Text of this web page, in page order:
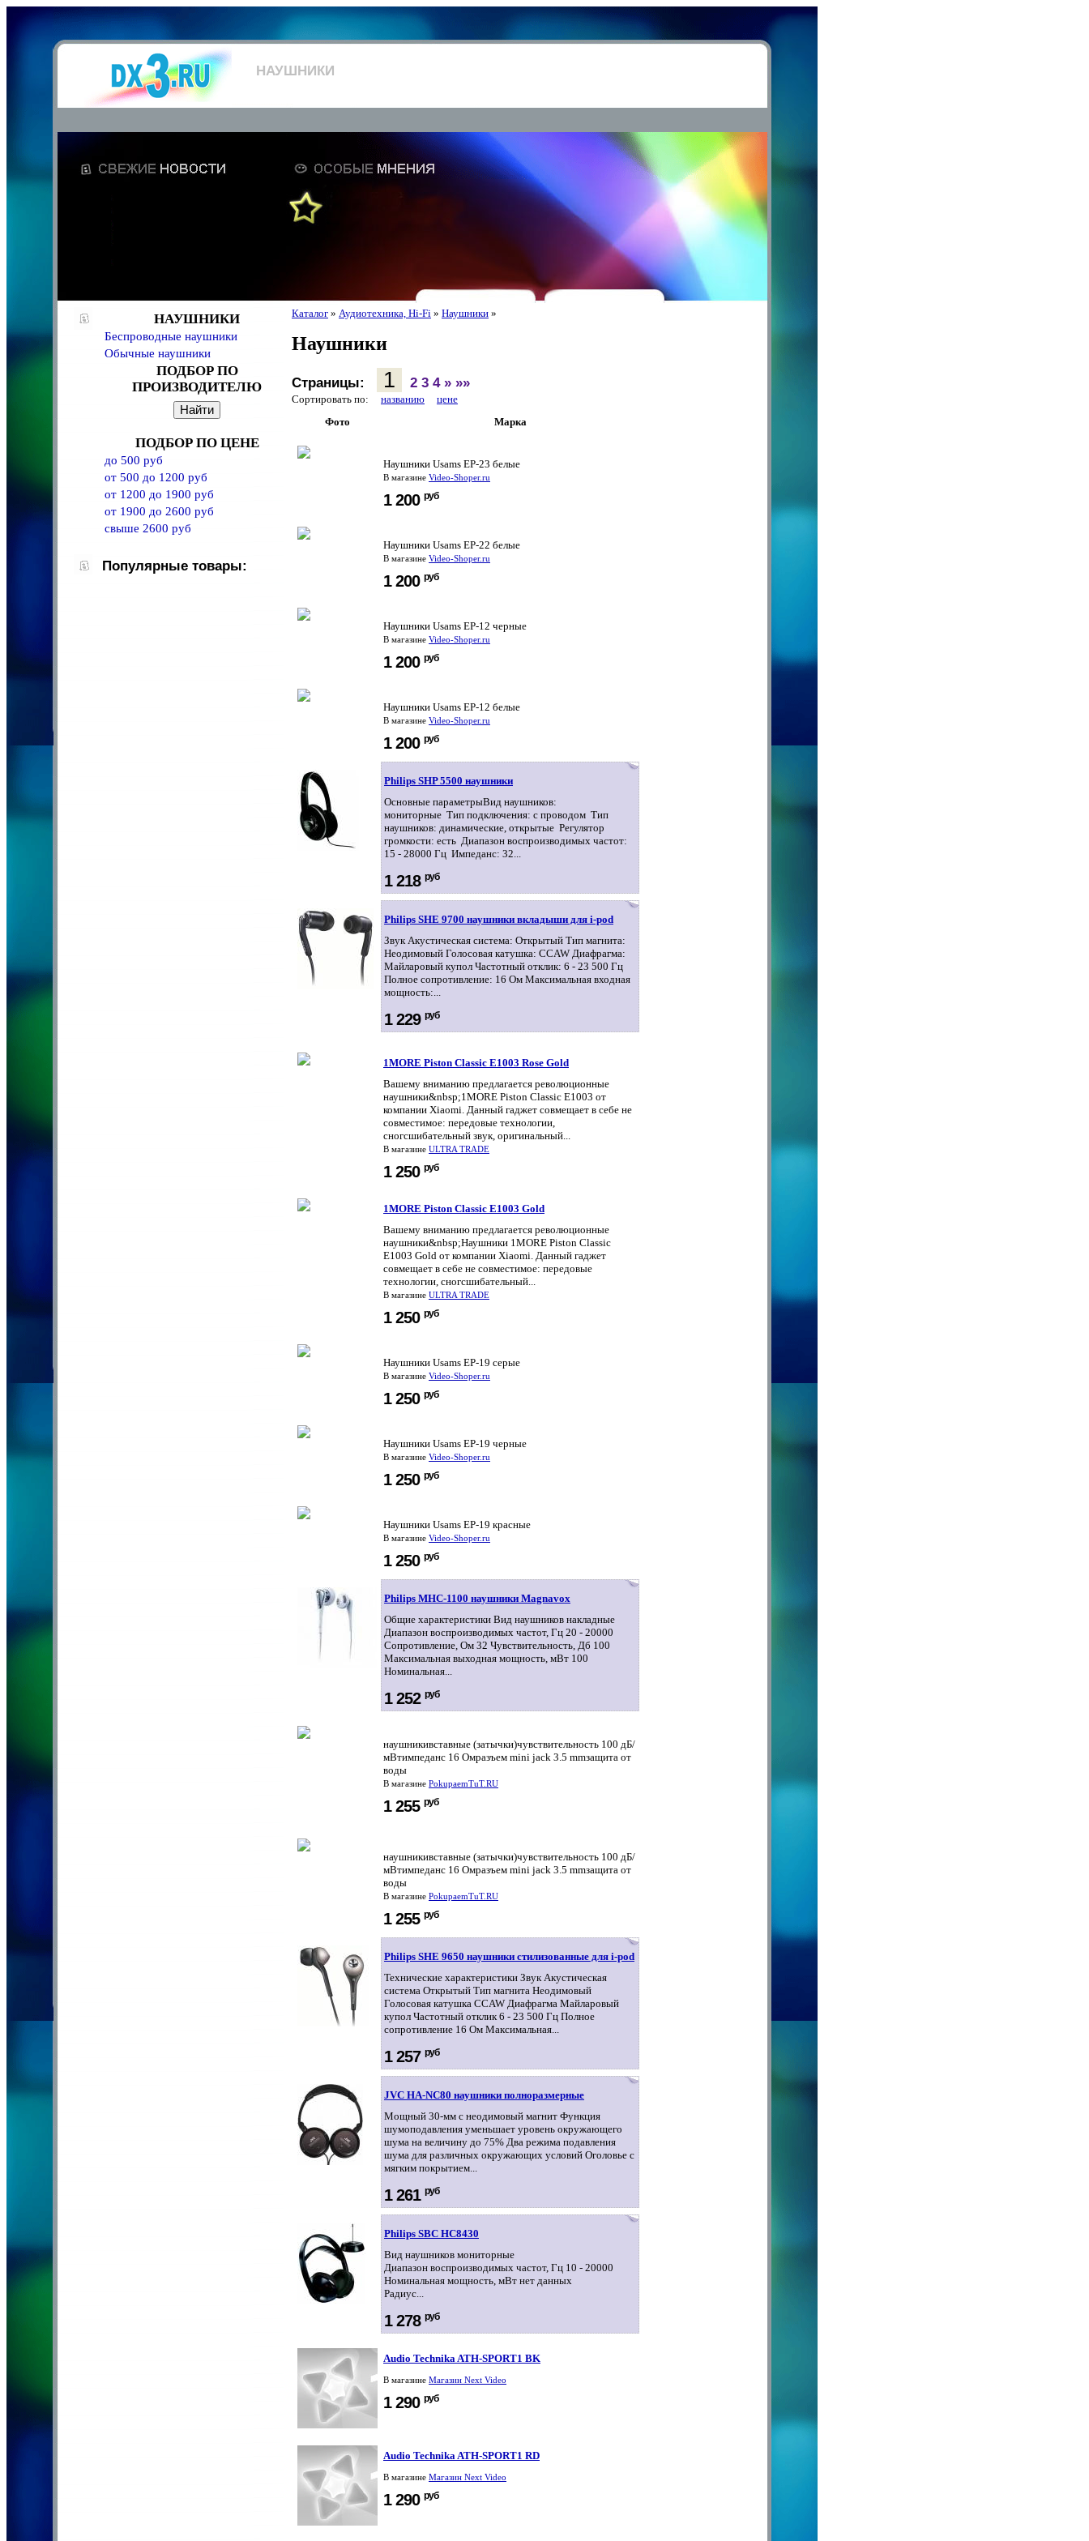
НАУШНИКИ
НАУШНИКИ
Беспроводные наушники
Обычные наушники
ПОДБОР ПО
ПРОИЗВОДИТЕЛЮ
ПОДБОР ПО ЦЕНЕ
до 500 руб
от 500 до 1200 руб
от 1200 до 1900 руб
от 1900 до 2600 руб
свыше 2600 руб
Популярные товары:
Каталог » Аудиотехника, Hi-Fi » Наушники »
Наушники
Страницы: 1 2 3 4 » »»
Сортировать по: названию
цене
Фото
Марка
Наушники Usams EP-23 белые
В магазине Video-Shoper.ru
1 200 руб
Наушники Usams EP-22 белые
В магазине Video-Shoper.ru
1 200 руб
Наушники Usams EP-12 черные
В магазине Video-Shoper.ru
1 200 руб
Наушники Usams EP-12 белые
В магазине Video-Shoper.ru
1 200 руб
Philips SHP 5500 наушники
Основные параметрыВид наушников:
мониторные Тип подключения: с проводом Тип
наушников: динамические, открытые Регулятор
громкости: есть Диапазон воспроизводимых частот:
15 - 28000 Гц Импеданс: 32...
1 218 руб
Philips SHE 9700 наушники вкладыши для i-pod
Звук Акустическая система: Открытый Тип магнита:
Неодимовый Голосовая катушка: CCAW Диафрагма:
Майларовый купол Частотный отклик: 6 - 23 500 Гц
Полное сопротивление: 16 Ом Максимальная входная
мощность:...
1 229 руб
1MORE Piston Classic E1003 Rose Gold
Вашему вниманию предлагается революционные
наушники&nbsp;1MORE Piston Classic E1003 от
компании Xiaomi. Данный гаджет совмещает в себе не
совместимое: передовые технологии,
сногсшибательный звук, оригинальный...
В магазине ULTRA TRADE
1 250 руб
1MORE Piston Classic E1003 Gold
Вашему вниманию предлагается революционные
наушники&nbsp;Наушники 1MORE Piston Classic
E1003 Gold от компании Xiaomi. Данный гаджет
совмещает в себе не совместимое: передовые
технологии, сногсшибательный...
В магазине ULTRA TRADE
1 250 руб
Наушники Usams EP-19 серые
В магазине Video-Shoper.ru
1 250 руб
Наушники Usams EP-19 черные
В магазине Video-Shoper.ru
1 250 руб
Наушники Usams EP-19 красные
В магазине Video-Shoper.ru
1 250 руб
Philips MHC-1100 наушники Magnavox
Общие характеристики Вид наушников накладные
Диапазон воспроизводимых частот, Гц 20 - 20000
Сопротивление, Ом 32 Чувствительность, Дб 100
Максимальная выходная мощность, мВт 100
Номинальная...
1 252 руб
наушникивставные (затычки)чувствительность 100 дБ/
мВтимпеданс 16 Омразъем mini jack 3.5 mmзащита от
воды
В магазине PokupaemTuT.RU
1 255 руб
наушникивставные (затычки)чувствительность 100 дБ/
мВтимпеданс 16 Омразъем mini jack 3.5 mmзащита от
воды
В магазине PokupaemTuT.RU
1 255 руб
Philips SHE 9650 наушники стилизованные для i-pod
Технические характеристики Звук Акустическая
система Открытый Тип магнита Неодимовый
Голосовая катушка CCAW Диафрагма Майларовый
купол Частотный отклик 6 - 23 500 Гц Полное
сопротивление 16 Ом Максимальная...
1 257 руб
JVC HA-NC80 наушники полноразмерные
Мощный 30-мм с неодимовый магнит Функция
шумоподавления уменьшает уровень окружающего
шума на величину до 75% Два режима подавления
шума для различных окружающих условий Оголовье с
мягким покрытием...
1 261 руб
Philips SBC HC8430
Вид наушников мониторные
Диапазон воспроизводимых частот, Гц 10 - 20000
Номинальная мощность, мВт нет данных
Радиус...
1 278 руб
Audio Technika ATH-SPORT1 BK
В магазине Магазин Next Video
1 290 руб
Audio Technika ATH-SPORT1 RD
В магазине Магазин Next Video
1 290 руб